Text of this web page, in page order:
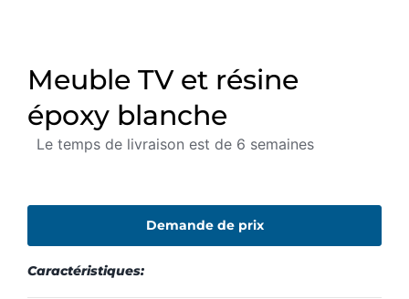
Meuble TV et résine
époxy blanche
Le temps de livraison est de 6 semaines
Demande de prix
Caractéristiques: